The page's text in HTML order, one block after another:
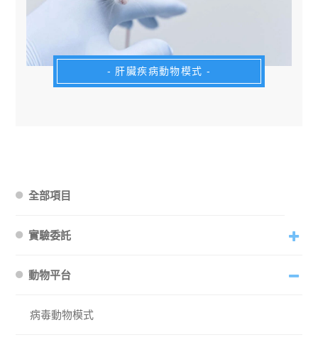
- 肝臟疾病動物模式 -
全部項目
實驗委託
動物平台
病毒動物模式